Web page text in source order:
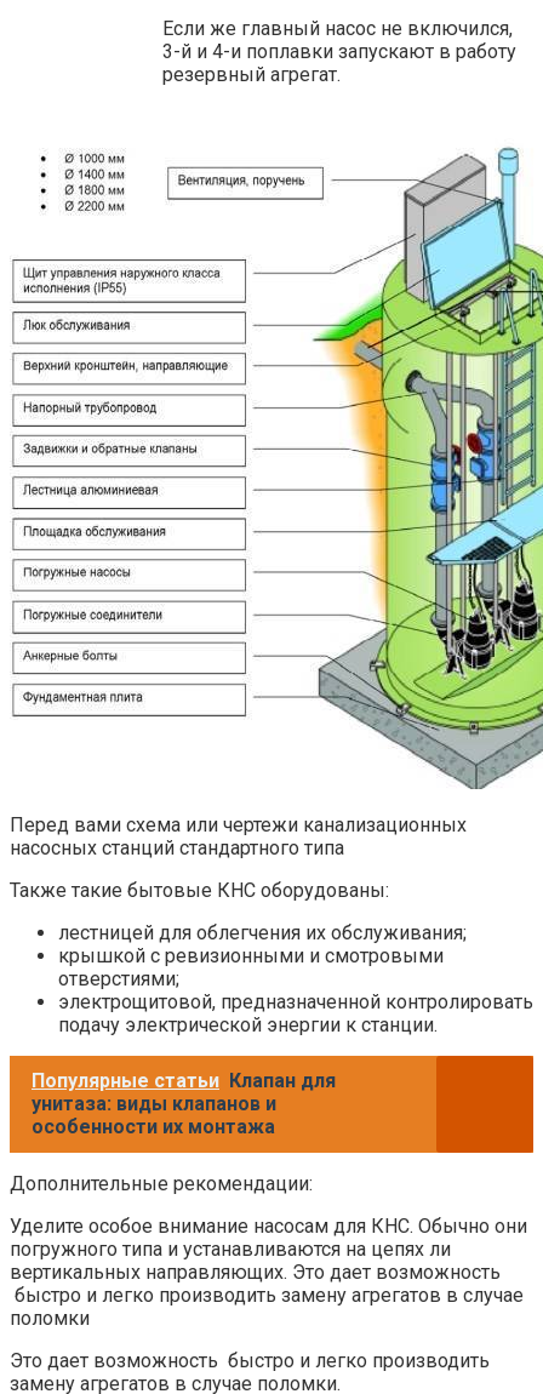
Если же главный насос не включился,
3-й и 4-и поплавки запускают в работу
резервный агрегат.
Перед вами схема или чертежи канализационных
насосных станций стандартного типа
Также такие бытовые КНС оборудованы:
лестницей для облегчения их обслуживания;
крышкой с ревизионными и смотровыми
отверстиями;
электрощитовой, предназначенной контролировать
подачу электрической энергии к станции.
Популярные статьи Клапан для
унитаза: виды клапанов и
особенности их монтажа
Дополнительные рекомендации:
Уделите особое внимание насосам для КНС. Обычно они
погружного типа и устанавливаются на цепях ли
вертикальных направляющих. Это дает возможность
быстро и легко производить замену агрегатов в случае
поломки
Это дает возможность быстро и легко производить
замену агрегатов в случае поломки.